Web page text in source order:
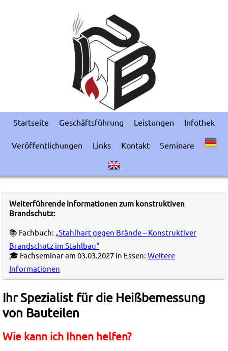
Startseite Geschäftsführung Leistungen Infothek
Veröffentlichungen Links Kontakt Seminare
Weiterführende Informationen zum konstruktiven
Brandschutz:
📚 Fachbuch: „Stahlhart gegen Brände – Konstruktiver
Brandschutz im Stahlbau“
🎓 Fachseminar am 03.03.2027 in Essen: Weitere
Informationen
Ihr Spezialist für die Heißbemessung
von Bauteilen
Wie kann ich Ihnen helfen?